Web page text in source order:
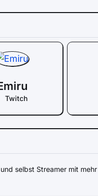
Twitch
selbst Streamer mit